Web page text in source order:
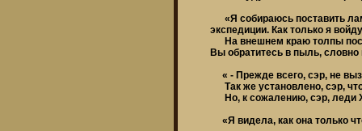
«Я собираюсь поставить
экспедиции. Как только я
На внешнем краю толпы
Вы обратитесь в пыль,
« - Прежде всего, сэр, не
Так же установлено, сэр,
Но, к сожалению, сэр, леди
«Я видела, как она только